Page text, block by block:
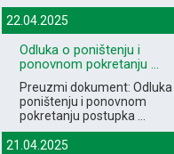
22.04.2025
Odluka o poništenju i
ponovnom pokretanju ...
Preuzmi dokument: Odluka
poništenju i ponovnom
pokretanju postupka ...
21.04.2025